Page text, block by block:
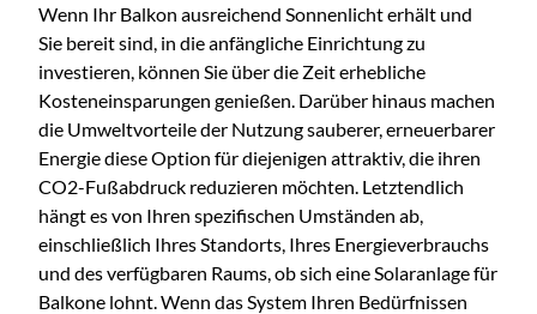
Wenn Ihr Balkon ausreichend Sonnenlicht erhält und
Sie bereit sind, in die anfängliche Einrichtung zu
investieren, können Sie über die Zeit erhebliche
Kosteneinsparungen genießen. Darüber hinaus machen
die Umweltvorteile der Nutzung sauberer, erneuerbarer
Energie diese Option für diejenigen attraktiv, die ihren
CO2-Fußabdruck reduzieren möchten. Letztendlich
hängt es von Ihren spezifischen Umständen ab,
einschließlich Ihres Standorts, Ihres Energieverbrauchs
und des verfügbaren Raums, ob sich eine Solaranlage für
Balkone lohnt. Wenn das System Ihren Bedürfnissen